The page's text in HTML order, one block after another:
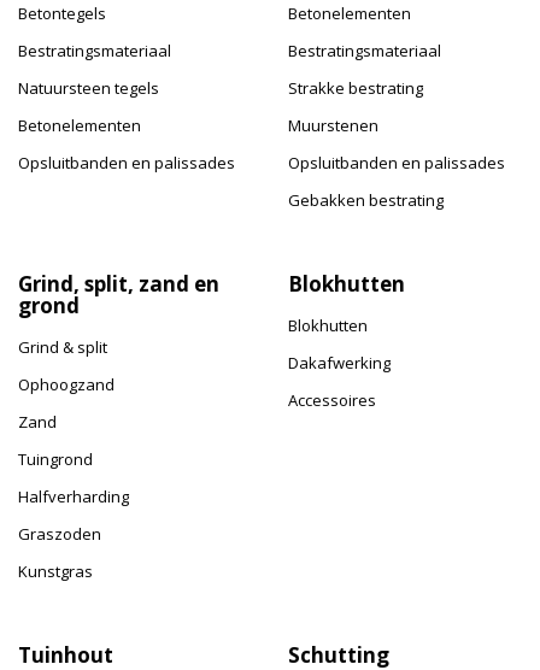
Betontegels
Bestratingsmateriaal
Natuursteen tegels
Betonelementen
Opsluitbanden en palissades
Betonelementen
Bestratingsmateriaal
Strakke bestrating
Muurstenen
Opsluitbanden en palissades
Gebakken bestrating
Grind, split, zand en
grond
Grind & split
Ophoogzand
Zand
Tuingrond
Halfverharding
Graszoden
Kunstgras
Blokhutten
Blokhutten
Dakafwerking
Accessoires
Tuinhout Schutting